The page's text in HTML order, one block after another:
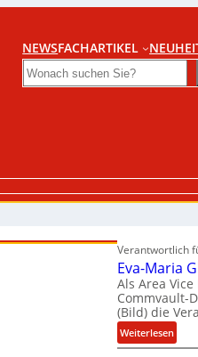
NEWSFACHARTIKEL
Search
Verantwortlich
Eva-Maria
Als Area
Commvault-
(Bild) die
Weiterlesen:
E